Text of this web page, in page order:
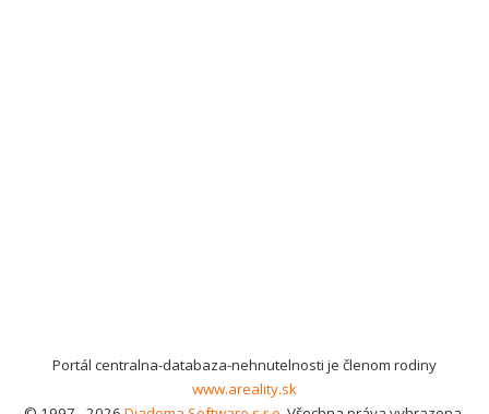
Portál centralna-databaza-nehnutelnosti je členom rodiny
www.areality.sk